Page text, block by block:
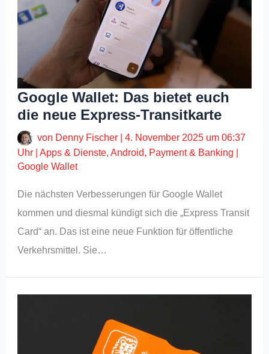
Google Wallet: Das bietet euch
die neue Express-Transitkarte
von Denny Fischer |4. November 2025 um 06:37
Uhr |Apps & Dienste,Android, Payment & Banking
Google Wallet
Die nächsten Verbesserungen für Google Wallet
kommen und diesmal kündigt sich die „Express Transit
Card“ an. Das ist eine neue Funktion für öffentliche
Verkehrsmittel. Sie…